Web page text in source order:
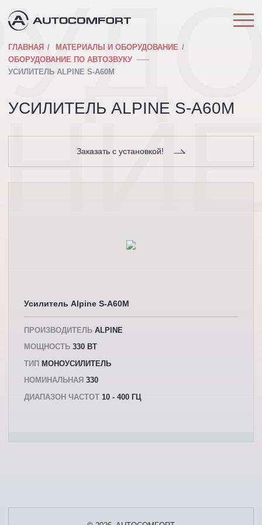
ГЛАВНАЯ
МАТЕРИАЛЫ И ОБОРУДОВАНИЕ
ОБОРУДОВАНИЕ ПО АВТОЗВУКУ
УСИЛИТЕЛЬ ALPINE S-A60M
УСИЛИТЕЛЬ ALPINE S-A60M
Усилитель Alpine S-A60M
ПРОИЗВОДИТЕЛЬ ALPINE
МОЩНОСТЬ 330 ВТ
ТИП МОНОУСИЛИТЕЛЬ
НОМИНАЛЬНАЯ 330
ДИАПАЗОН ЧАСТОТ 10 - 400 ГЦ
Заказать с установкой!